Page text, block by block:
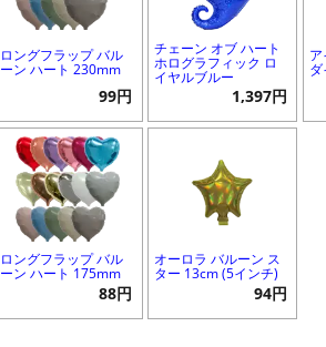
ロングフラップ バル
ーン ハート 230mm
99円
チェーン オブ ハート
ホログラフィック ロ
イヤルブルー
1,397円
ロングフラップ バル
ーン ハート 175mm
88円
オーロラ バルーン ス
ター 13cm (5インチ)
94円